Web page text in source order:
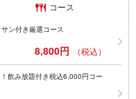
コース
ン付き厳選コース
8,800円 （税込）
飲み放題付き税込6,000円コー